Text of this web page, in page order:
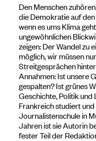
Den Menschen
die Demokratie auf
wenn es ums Klima
ungewöhnlichen
zeigen: Der Wandel zu
möglich, wir müssen
Streitgesprächen
Annahmen: Ist unsere
gespalten? Ist grünes
Geschichte, Politik
Frankreich studiert
Journalistenschule in
Jahren ist sie Autorin
fester Teil der